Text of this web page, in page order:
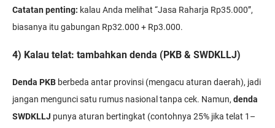
Catatan penting: kalau Anda melihat “Jasa Raharja Rp35.000”,
biasanya itu gabungan Rp32.000 + Rp3.000.
4) Kalau telat: tambahkan denda (PKB & SWDKLLJ)
Denda PKB berbeda antar provinsi (mengacu aturan daerah), jadi
jangan mengunci satu rumus nasional tanpa cek. Namun, denda
SWDKLLJ punya aturan bertingkat (contohnya 25% jika telat 1–